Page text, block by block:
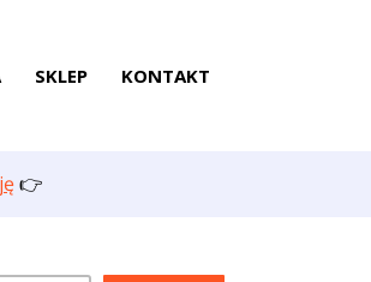
SKLEP KONTAKT
👉